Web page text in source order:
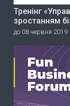
Тренінг
зростанням
до 08 червня 2019